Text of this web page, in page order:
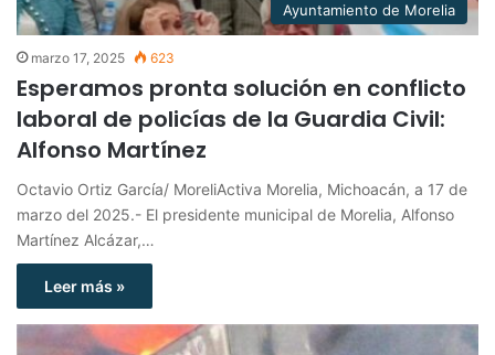
Ayuntamiento de Morelia
marzo 17, 2025 623
Esperamos pronta solución en conflicto
laboral de policías de la Guardia Civil:
Alfonso Martínez
Octavio Ortiz García/ MoreliActiva Morelia, Michoacán, a 17 de
marzo del 2025.- El presidente municipal de Morelia, Alfonso
Martínez Alcázar,…
Leer más »